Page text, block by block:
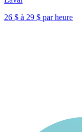
26 $ à 29 $ par heure